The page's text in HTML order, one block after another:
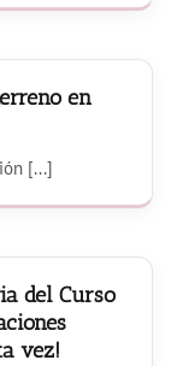
en
[...]
del Curso
vez!